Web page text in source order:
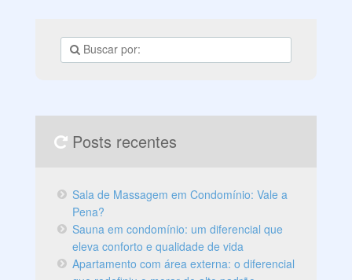
Posts recentes
Sala de Massagem em Condomínio: Vale a
Pena?
Sauna em condomínio: um diferencial que
eleva conforto e qualidade de vida
Apartamento com área externa: o diferencial